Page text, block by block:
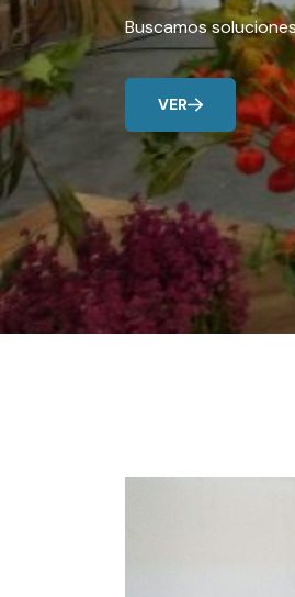
Buscamos
VER